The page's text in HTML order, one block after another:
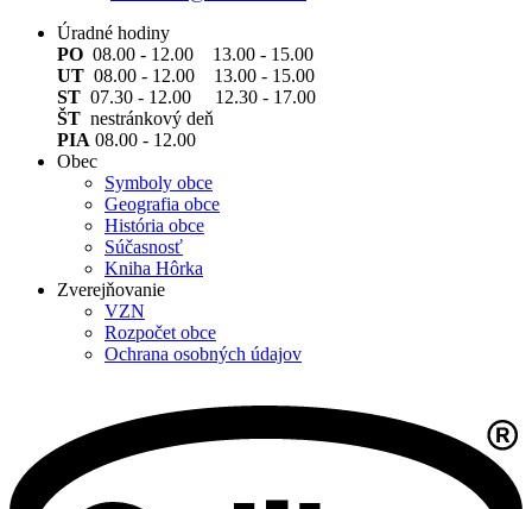
Úradné hodiny
PO 08.00 - 12.00 13.00 - 15.00
UT 08.00 - 12.00 13.00 - 15.00
ST 07.30 - 12.00 12.30 - 17.00
ŠT nestránkový deň
PIA 08.00 - 12.00
Obec
Symboly obce
Geografia obce
História obce
Súčasnosť
Kniha Hôrka
Zverejňovanie
VZN
Rozpočet obce
Ochrana osobných údajov